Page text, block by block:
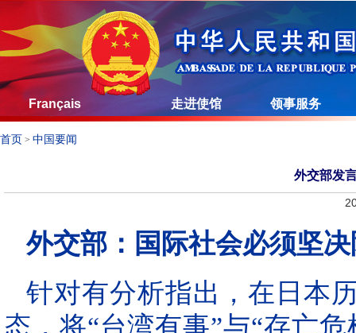
Français 走进使馆 领事服务
首页 > 中国要闻
外交部发
外交部：国际社会必须坚
针对有分析指出，在日本
态，将“台湾有事”与“存亡